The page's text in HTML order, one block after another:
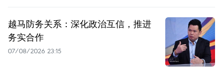
越马防务关系：深化政治互信，推进
务实合作
07/08/2026 23:15